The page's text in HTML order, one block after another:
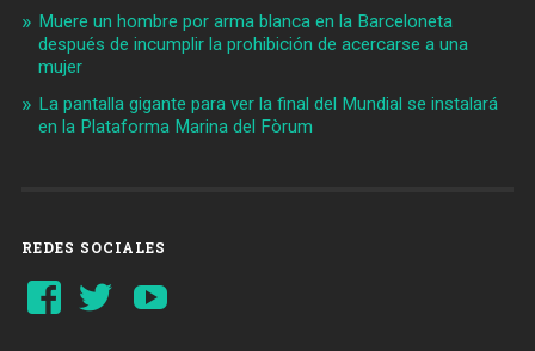
Muere un hombre por arma blanca en la Barceloneta
después de incumplir la prohibición de acercarse a una
mujer
La pantalla gigante para ver la final del Mundial se instalará
en la Plataforma Marina del Fòrum
REDES SOCIALES
Ver
perfil
Ver
perfil